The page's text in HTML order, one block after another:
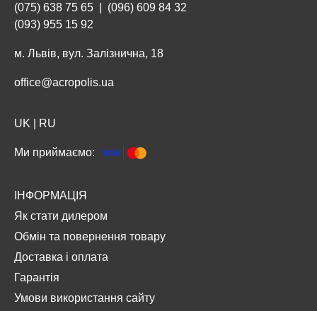
(075) 638 75 65
(096) 609 84 32
(093) 955 15 92
м. Львів, вул. Залізнична, 18
office@acropolis.ua
UK RU
Ми приймаємо:
ІНФОРМАЦІЯ
Як стати дилером
Обмін та повернення товару
Доставка і оплата
Гарантія
Умови використання сайту